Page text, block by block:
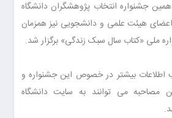
جشنواره انتخاب پژوهشگران دانشگاه
هیئت علمی و دانشجویی نیز همزمان
ملی «کتاب سال سبک زندگی» برگزار شد.
بیشتر در خصوص این جشنواره و
مصاحبه می توانند به سایت دانشگاه